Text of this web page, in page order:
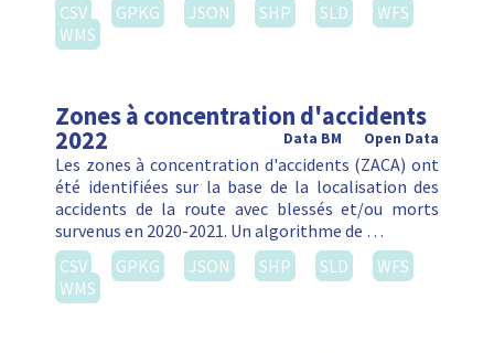
CSV
GPKG JSON SHP SLD
WFS
WMS
Zones à concentration d'accidents
2022 Open Data
Data BM
Les zones à concentration d'accidents (ZACA) ont
été identifiées sur la base de la localisation des
accidents de la route avec blessés et/ou morts
survenus en 2020-2021. Un algorithme de …
CSV
GPKG JSON SHP SLD
WFS
WMS